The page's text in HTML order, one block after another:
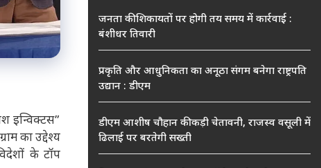
इन्विक्टस”
का उद्देश्य
के टॉप
जनता की शिकायतों पर होगी तय समय में कार्रवाई :
बंशीधर तिवारी
प्रकृति और आधुनिकता का अनूठा संगम बनेगा राष्ट्रपति
उद्यान : डीएम
डीएम आशीष चौहान की कड़ी चेतावनी, राजस्व वसूली में
ढिलाई पर बरतेगी सख्ती